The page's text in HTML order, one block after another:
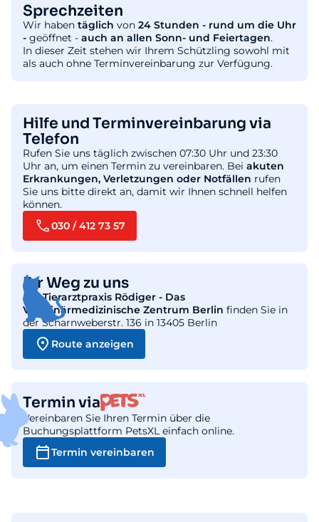
Sprechzeiten
Wir haben täglich von 24 Stunden - rund um die Uhr
- geöffnet - auch an allen Sonn- und Feiertagen.
In dieser Zeit stehen wir Ihrem Schützling sowohl mit
als auch ohne Terminvereinbarung zur Verfügung.
Hilfe und Terminvereinbarung via
Telefon
Rufen Sie uns täglich zwischen 07:30 Uhr und 23:30
Uhr an, um einen Termin zu vereinbaren. Bei akuten
Erkrankungen, Verletzungen oder Notfällen rufen
Sie uns bitte direkt an, damit wir Ihnen schnell helfen
können.
030 / 412 73 57
Ihr Weg zu uns
DieTierarztpraxis Rödiger - Das
Veterinärmedizinische Zentrum Berlin finden Sie in
der Scharnweberstr. 136 in 13405 Berlin
Route anzeigen
Termin via
Vereinbaren Sie Ihren Termin über die
Buchungsplattform PetsXL einfach online.
Termin vereinbaren